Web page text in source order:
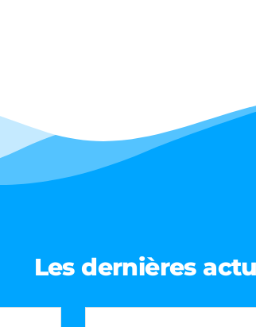
Les dernières